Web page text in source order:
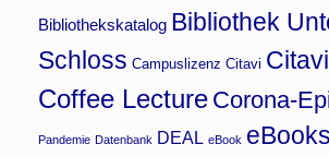
Bibliothekskatalog Bibliothek
Schloss Campuslizenz Citavi Citavi
Coffee Lecture Corona-
Pandemie Datenbank DEAL eBook eBooks